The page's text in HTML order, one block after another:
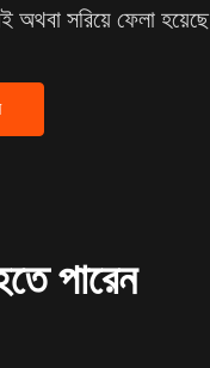
অথবা সরিয়ে ফেলা হয়েছে
পারেন